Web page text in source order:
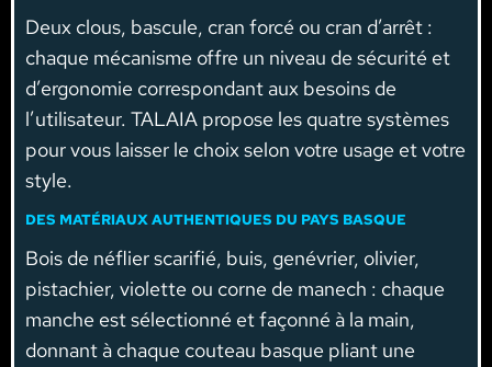
Deux clous, bascule, cran forcé ou cran d’arrêt :
chaque mécanisme offre un niveau de sécurité et
d’ergonomie correspondant aux besoins de
l’utilisateur. TALAIA propose les quatre systèmes
pour vous laisser le choix selon votre usage et votre
style.
DES MATÉRIAUX AUTHENTIQUES DU PAYS BASQUE
Bois de néflier scarifié, buis, genévrier, olivier,
pistachier, violette ou corne de manech : chaque
manche est sélectionné et façonné à la main,
donnant à chaque couteau basque pliant une